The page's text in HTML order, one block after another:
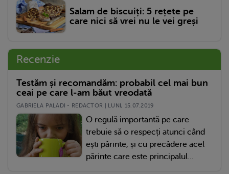
Salam de biscuiți: 5 rețete pe
care nici să vrei nu le vei greși
Recenzie
Testăm și recomandăm: probabil cel mai bun
ceai pe care l-am băut vreodată
GABRIELA PALADI - REDACTOR | LUNI, 15.07.2019
O regulă importantă pe care
trebuie să o respecți atunci când
ești părinte, și cu precădere acel
părinte care este principalul...